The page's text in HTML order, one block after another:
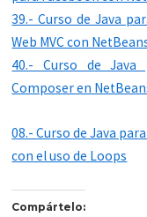
39.- Curso de Java
Web MVC con
40.- Curso de Java
Composer en
08.- Curso de Java
con el uso de Loops
Compártelo: